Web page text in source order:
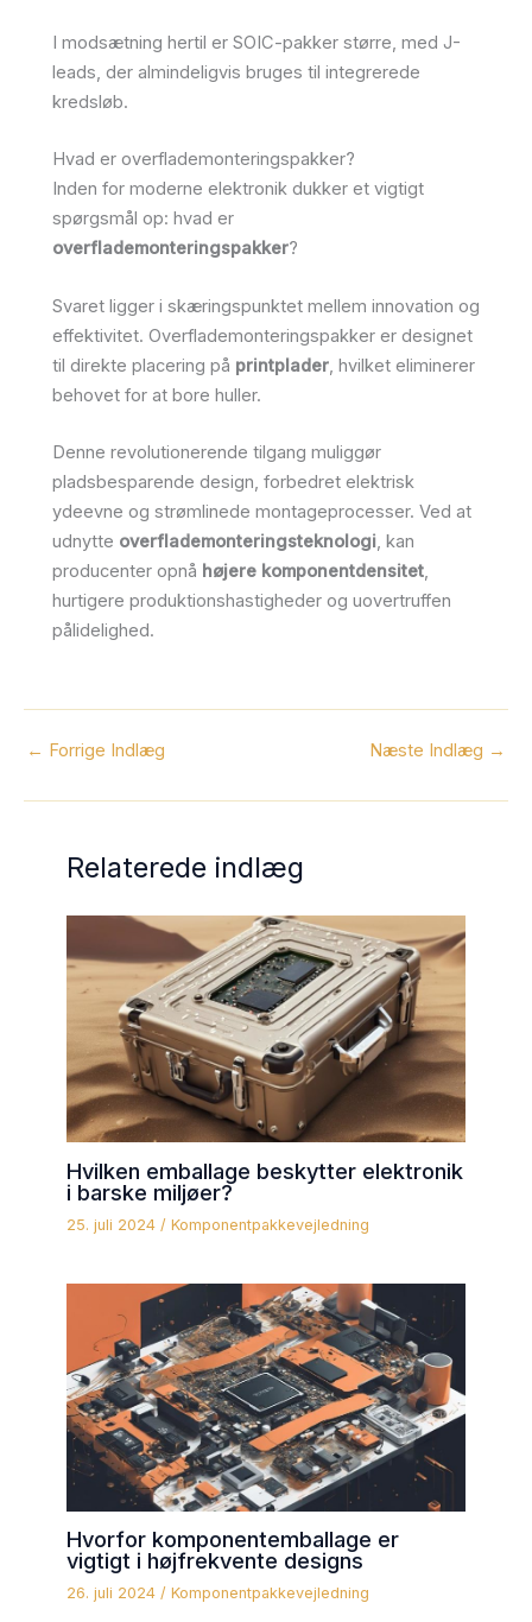
I modsætning hertil er SOIC-pakker større, med J-
leads, der almindeligvis bruges til integrerede
kredsløb.
Hvad er overflademonteringspakker?
Inden for moderne elektronik dukker et vigtigt
spørgsmål op: hvad er
overflademonteringspakker?
Svaret ligger i skæringspunktet mellem innovation og
effektivitet. Overflademonteringspakker er designet
til direkte placering på printplader , hvilket eliminerer
behovet for at bore huller.
Denne revolutionerende tilgang muliggør
pladsbesparende design, forbedret elektrisk
ydeevne og strømlinede montageprocesser. Ved at
udnytte overflademonteringsteknologi, kan
producenter opnå højere komponentdensitet,
hurtigere produktionshastigheder og uovertruffen
pålidelighed.
← Forrige Indlæg Næste Indlæg →
Relaterede indlæg
Hvilken emballage beskytter elektronik
i barske miljøer?
25. juli 2024 /Komponentpakkevejledning
Hvorfor komponentemballage er
vigtigt i højfrekvente designs
26. juli 2024/Komponentpakkevejledning